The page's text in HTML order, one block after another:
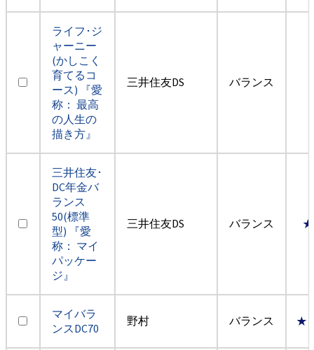
ライフ･ジ
ャーニー
(かしこく
育てるコ
ース) 『愛
称： 最高
の人生の
描き方』
三井住友DS バランス
三井住友･
DC年金バ
ランス
50(標準
型) 『愛
称： マイ
パッケー
ジ』
三井住友DS バランス
マイバラ
ンスDC70
野村 バランス